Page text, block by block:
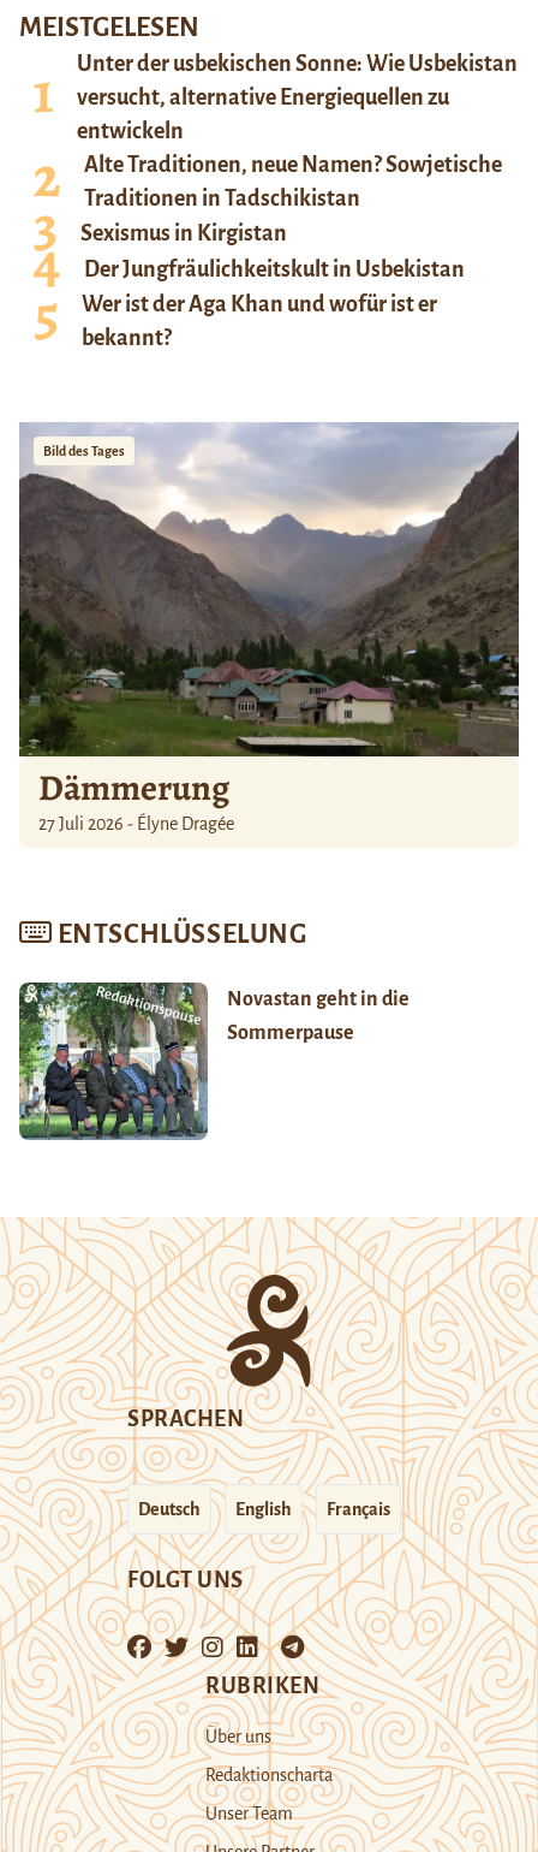
MEISTGELESEN
Unter der usbekischen Sonne: Wie Usbekistan
versucht, alternative Energiequellen zu
entwickeln
Alte Traditionen, neue Namen? Sowjetische
Traditionen in Tadschikistan
Sexismus in Kirgistan
Der Jungfräulichkeitskult in Usbekistan
Wer ist der Aga Khan und wofür ist er
bekannt?
Bild des Tages
Dämmerung
27 Juli 2026 - Élyne Dragée
ENTSCHLÜSSELUNG
Novastan geht in die
Sommerpause
SPRACHEN
Deutsch English Français
FOLGT UNS
RUBRIKEN
Über uns
Redaktionscharta
Unser Team